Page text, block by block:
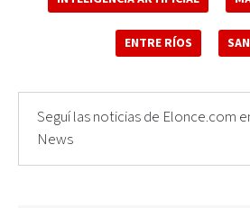
ENTRE RÍOS
Seguí las noticias de Elonce.com
News